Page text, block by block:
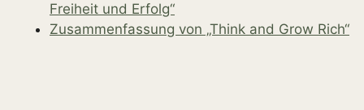
Freiheit und Erfolg“
Zusammenfassung von „Think and Grow Rich“